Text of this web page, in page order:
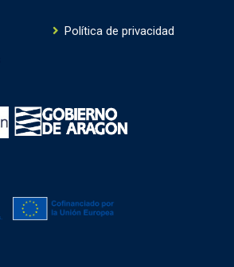
Política de privacidad